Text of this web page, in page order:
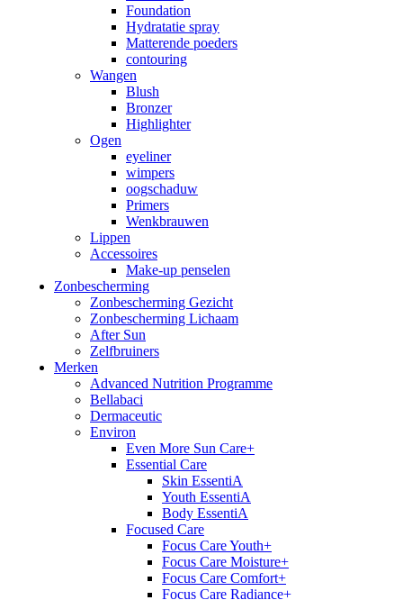
Foundation
Hydratatie spray
Matterende poeders
contouring
Wangen
Blush
Bronzer
Highlighter
Ogen
eyeliner
wimpers
oogschaduw
Primers
Wenkbrauwen
Lippen
Accessoires
Make-up penselen
Zonbescherming
Zonbescherming Gezicht
Zonbescherming Lichaam
After Sun
Zelfbruiners
Merken
Advanced Nutrition Programme
Bellabaci
Dermaceutic
Environ
Even More Sun Care+
Essential Care
Skin EssentiA
Youth EssentiA
Body EssentiA
Focused Care
Focus Care Youth+
Focus Care Moisture+
Focus Care Comfort+
Focus Care Radiance+